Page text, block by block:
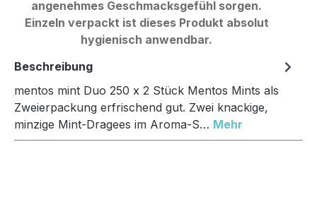
angenehmes Geschmacksgefühl sorgen.
Einzeln verpackt ist dieses Produkt absolut
hygienisch anwendbar.
Beschreibung
mentos mint Duo 250 x 2 Stück Mentos Mints als
Zweierpackung erfrischend gut. Zwei knackige,
minzige Mint-Dragees im Aroma-S… Mehr